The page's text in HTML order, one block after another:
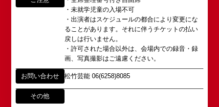
・未就学児童の入場不可
・出演者はスケジュールの都合により変更にな
ることがあります。それに伴うチケットの払い
戻しは行いません。
・許可された場合以外は、会場内での録音・録
画、写真撮影はご遠慮ください。
お問い合わせ 松竹芸能 06(6258)8085
その他
角座とは
お問い合わせ
この由緒ある名称を、日本のエンタテインメントの
中心である東京・大阪で復活させ、 新たな歴史を
スタートさせたいと考えております。
この劇場から、日本を代表するエンタテインナーが
続々と輩出され、文化の発展に寄与できるものと考
えております。
2011年5月14日 新宿角座 開業
2019年1月1日 心斎橋角座 開業
ホームページに関するご意見・ご感想（※）
webmaster@shochikugeino.jp
※イベント内容・出演者等に関するお問い合わせ・
ご意見・ご感想は各イベントのお問い合わせ先電話
番号へお問い合わせください。
※内容によっては弊社からの回答を控えさせていた
だく場合もございます。予めご了承の上お問い合わ
せください。